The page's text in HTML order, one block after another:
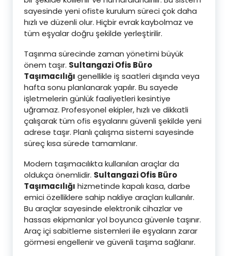
sayesinde yeni ofiste kurulum süreci çok daha
hızlı ve düzenli olur. Hiçbir evrak kaybolmaz ve
tüm eşyalar doğru şekilde yerleştirilir.
Taşınma sürecinde zaman yönetimi büyük
önem taşır. Sultangazi Ofis Büro
Taşımacılığı genellikle iş saatleri dışında veya
hafta sonu planlanarak yapılır. Bu sayede
işletmelerin günlük faaliyetleri kesintiye
uğramaz. Profesyonel ekipler, hızlı ve dikkatli
çalışarak tüm ofis eşyalarını güvenli şekilde yeni
adrese taşır. Planlı çalışma sistemi sayesinde
süreç kısa sürede tamamlanır.
Modern taşımacılıkta kullanılan araçlar da
oldukça önemlidir. Sultangazi Ofis Büro
Taşımacılığı hizmetinde kapalı kasa, darbe
emici özelliklere sahip nakliye araçları kullanılır.
Bu araçlar sayesinde elektronik cihazlar ve
hassas ekipmanlar yol boyunca güvenle taşınır.
Araç içi sabitleme sistemleri ile eşyaların zarar
görmesi engellenir ve güvenli taşıma sağlanır.